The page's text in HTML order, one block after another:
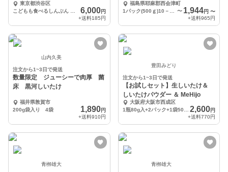
東京都渋谷区
6,000円
+送料185円
福島県耶麻郡西会津町
〜 1,944円 〜
+送料965円
山内久美
注文から1~3日で発送
数量限定 ジューシーで肉厚 菌
床 黒河しいたけ
福井県敦賀市
200g袋入り 4袋
1,890円
+送料910円
豊田みどり
注文から1~3日で発送
【お試しセット】生しいたけ＆
しいたけパウダー ＆ MeHijo
大阪府大阪市西成区
2,600円
+送料770円
青栁雄大 青栁雄大